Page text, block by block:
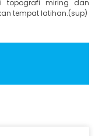
topografi miring dan
tempat latihan.(sup)